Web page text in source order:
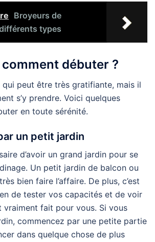
Broyeurs de
types
débuter ?
qui peut être très gratifiante, mais il
s’y prendre. Voici quelques
en toute sérénité.
un petit jardin
d’avoir un grand jardin pour se
Un petit jardin de balcon ou
bien faire l’affaire. De plus, c’est
de tester vos capacités et de voir
vraiment fait pour vous. Si vous
commencez par une petite partie
dans quelque chose de plus